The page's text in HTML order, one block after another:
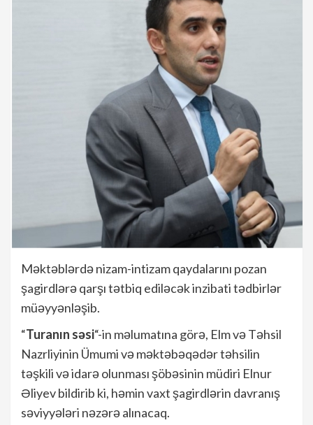
Məktəblərdə nizam-intizam qaydalarını pozan
şagirdlərə qarşı tətbiq ediləcək inzibati tədbirlər
müəyyənləşib.
“Turanın səsi“-in məlumatına görə, Elm və Təhsil
Nazrliyinin Ümumi və məktəbəqədər təhsilin
təşkili və idarə olunması şöbəsinin müdiri Elnur
Əliyev bildirib ki, həmin vaxt şagirdlərin davranış
səviyyələri nəzərə alınacaq.